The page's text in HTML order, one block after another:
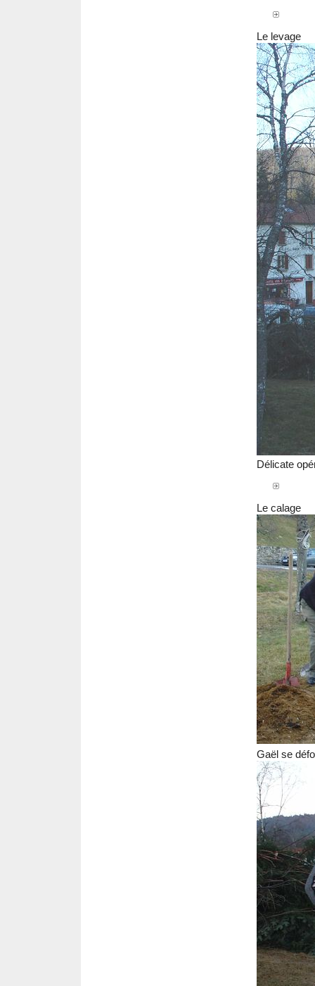
Le levage
Délicate
Le calage
Gaël se